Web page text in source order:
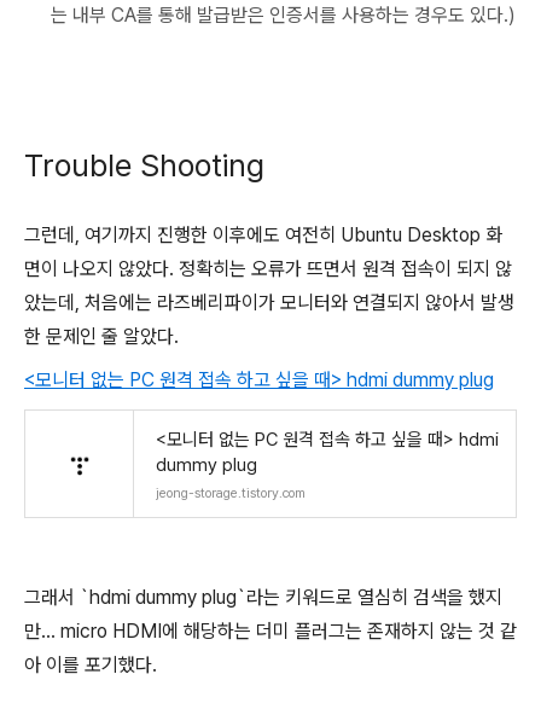
는 내부 CA를 통해 발급받은 인증서를 사용하는 경우도 있다.)
Trouble Shooting
그런데, 여기까지 진행한 이후에도 여전히 Ubuntu Desktop 화
면이 나오지 않았다. 정확히는 오류가 뜨면서 원격 접속이 되지 않
았는데, 처음에는 라즈베리파이가 모니터와 연결되지 않아서 발생
한 문제인 줄 알았다.
<모니터 없는 PC 원격 접속 하고 싶을 때> hdmi dummy plug
<모니터 없는 PC 원격 접속 하고 싶을 때> hdmi
dummy plug
jeong-storage.tistory.com
그래서 `hdmi dummy plug`라는 키워드로 열심히 검색을 했지
만... micro HDMI에 해당하는 더미 플러그는 존재하지 않는 것 같
아 이를 포기했다.